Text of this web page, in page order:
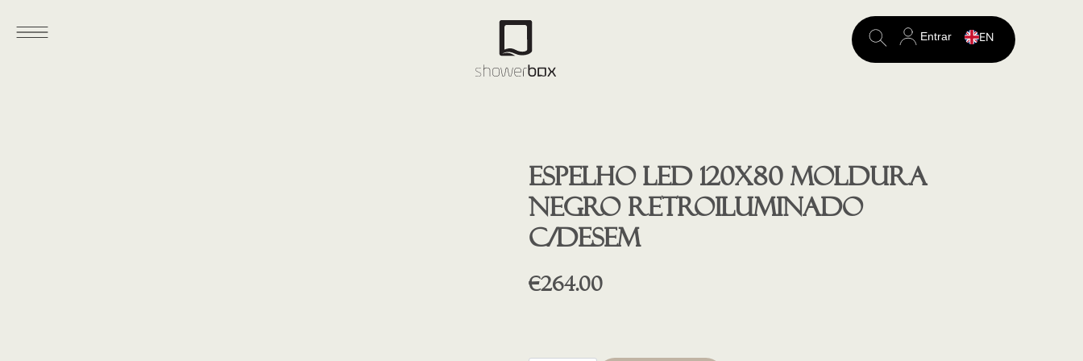
Search
Entrar EN
Espelho led 120X80 moldura
NEGRO retroiluminado
c/desem
€264.00